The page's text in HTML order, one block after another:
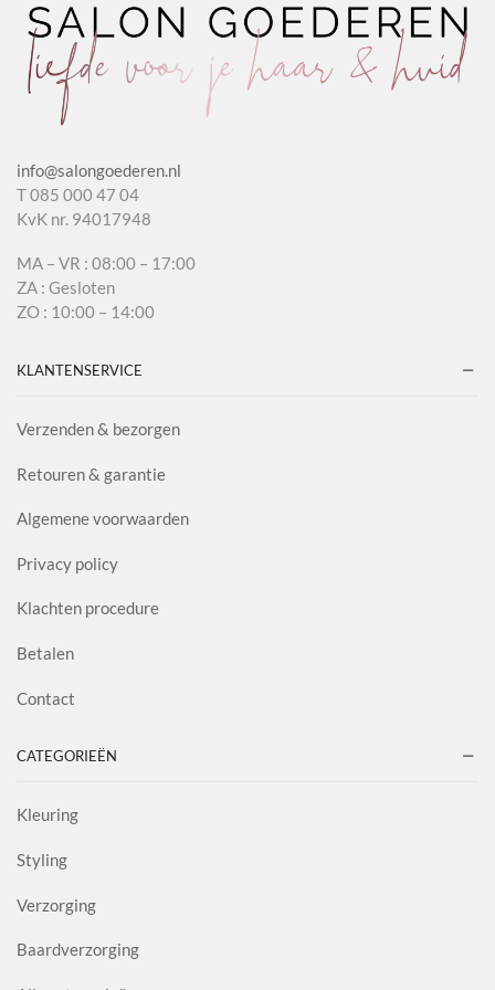
info@salongoederen.nl
T 085 000 47 04
KvK nr. 94017948
MA – VR : 08:00 – 17:00
ZA : Gesloten
ZO : 10:00 – 14:00
KLANTENSERVICE
Verzenden & bezorgen
Retouren & garantie
Algemene voorwaarden
Privacy policy
Klachten procedure
Betalen
Contact
CATEGORIEËN
Kleuring
Styling
Verzorging
Baardverzorging